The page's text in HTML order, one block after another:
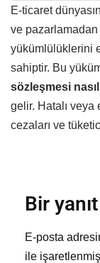
E-ticaret
ve pazarlamadan
yükümlülüklerini
sahiptir. Bu
sözleşmesi nasıl
gelir. Hatalı
cezaları ve
Bir
E-posta
ile